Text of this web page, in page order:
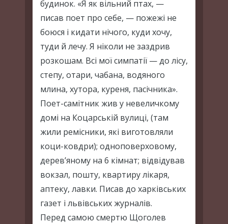
будинок. «Я як вільний птах, —
писав поет про себе, — пожежі не
боюся і кидати нічого, куди хочу,
туди й лечу. Я ніколи не заздрив
розкошам. Всі мої симпатії — до лісу,
степу, отари, чабана, водяного
млина, хутора, куреня, пасічника».
Поет-самітник жив у невеличкому
домі на Коцарській вулиці, (там
жили ремісники, які виготовляли
коци-ковдри); одноповерховому,
дерев’яному на 6 кімнат; відвідував
вокзал, пошту, квартиру лікаря,
аптеку, лавки. Писав до харківських
газет і львівських журналів.
Перед самою смертю Щоголев